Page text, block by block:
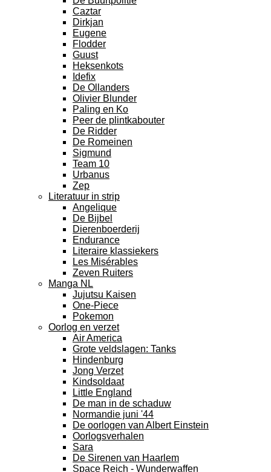
Caztar
Dirkjan
Eugene
Flodder
Guust
Heksenkots
Idefix
De Ollanders
Olivier Blunder
Paling en Ko
Peer de plintkabouter
De Ridder
De Romeinen
Sigmund
Team 10
Urbanus
Zep
Literatuur in strip
Angelique
De Bijbel
Dierenboerderij
Endurance
Literaire klassiekers
Les Misérables
Zeven Ruiters
Manga NL
Jujutsu Kaisen
One-Piece
Pokemon
Oorlog en verzet
Air America
Grote veldslagen: Tanks
Hindenburg
Jong Verzet
Kindsoldaat
Little England
De man in de schaduw
Normandie juni '44
De oorlogen van Albert Einstein
Oorlogsverhalen
Sara
De Sirenen van Haarlem
Space Reich - Wunderwaffen